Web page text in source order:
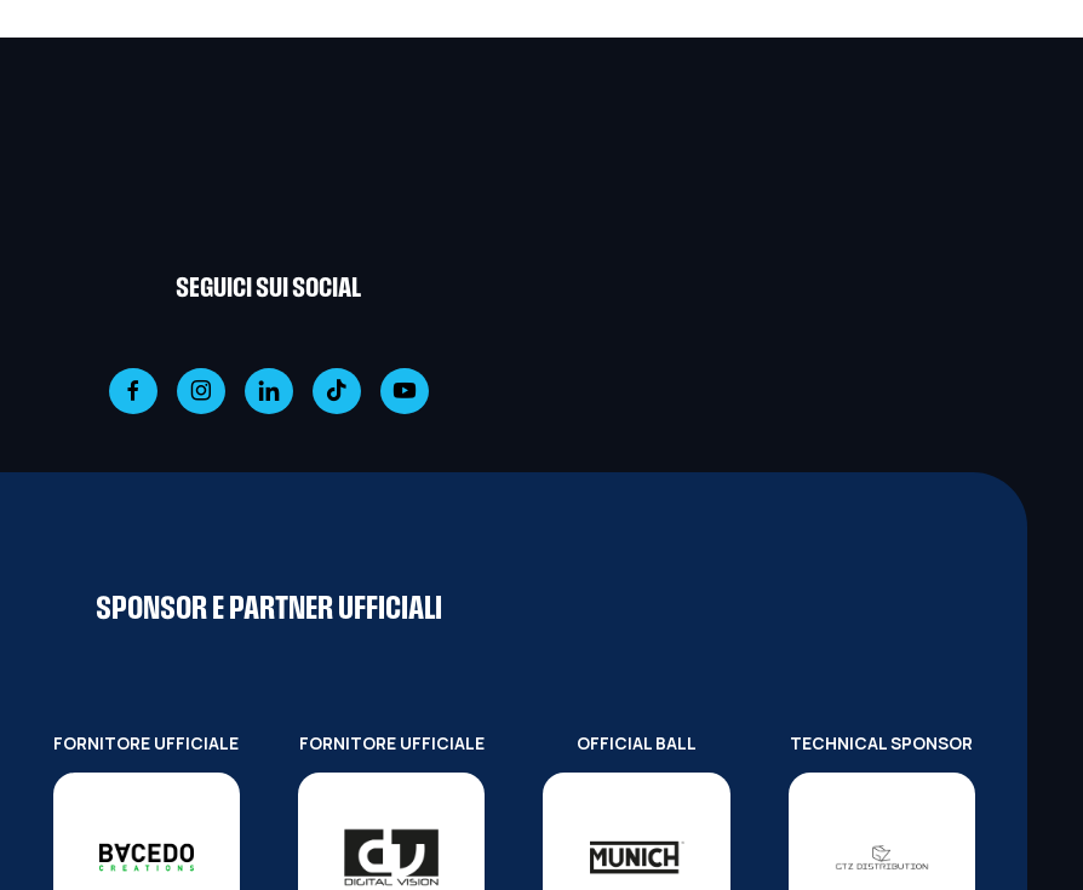
SEGUICI SUI SOCIAL
SPONSOR E PARTNER UFFICIALI
FORNITORE UFFICIALE FORNITORE UFFICIALE OFFICIAL BALL TECHNICAL SPONSOR